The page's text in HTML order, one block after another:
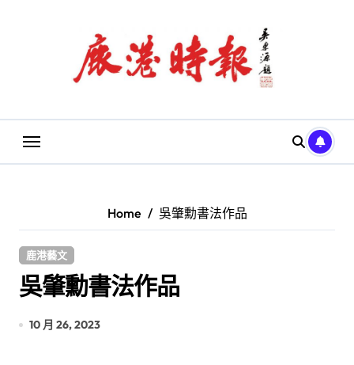
Home 吳肇勳書法作品
鹿港藝文
吳肇勳書法作品
10 月 26, 2023